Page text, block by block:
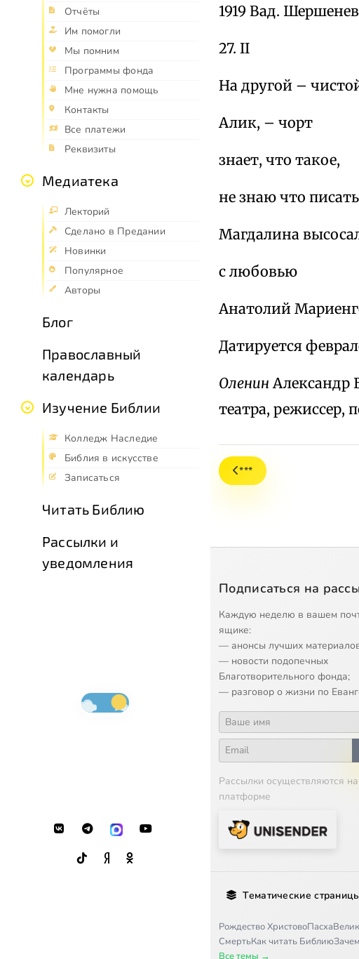
Отчёты
Им помогли
Мы помним
Программы фонда
Мне нужна помощь
Контакты
Все платежи
Реквизиты
Медиатека
Лекторий
Сделано в Предании
Новинки
Популярное
Авторы
Блог
Православный
календарь
Изучение Библии
Колледж Наследие
Библия в искусстве
Записаться
Читать Библию
Рассылки и
уведомления
1919 Вад.
27. II
На другой –
Алик, – чорт
знает, что такое,
не знаю что
Магдалина
с любовью
Анатолий
Датируется
Оленин Александр
театра, режиссер,
***
Подписаться на
Каждую неделю в вашем
ящике:
— анонсы лучших
— новости подопечных
Благотворительного фонда;
— разговор о жизни по
Рассылки осуществляются на
платформе
Тематические
Рождество ХристовоПасха
СмертьКак читать Библию
Все темы →